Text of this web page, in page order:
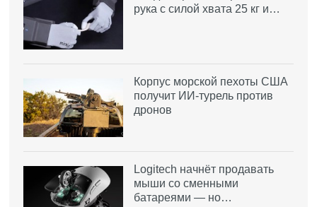
рука с силой хвата 25 кг и…
Корпус морской пехоты США
получит ИИ-турель против
дронов
Logitech начнёт продавать
мыши со сменными
батареями — но…